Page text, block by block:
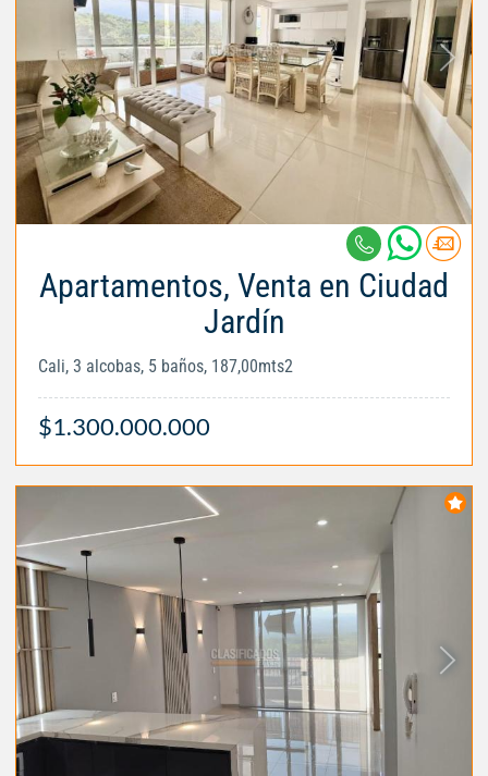
Apartamentos, Venta en Ciudad
Jardín
Cali, 3 alcobas, 5 baños, 187,00mts2
$1.300.000.000